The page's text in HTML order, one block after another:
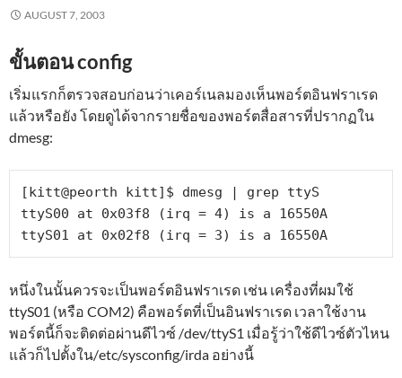
AUGUST 7, 2003
ขั้นตอน config
เริ่มแรกก็ตรวจสอบก่อนว่าเคอร์เนลมองเห็นพอร์ตอินฟราเรด
แล้วหรือยัง โดยดูได้จากรายชื่อของพอร์ตสื่อสารที่ปรากฏใน
dmesg:
[kitt@peorth kitt]$ dmesg | grep ttyS
ttyS00 at 0x03f8 (irq = 4) is a 16550A
ttyS01 at 0x02f8 (irq = 3) is a 16550A
หนึ่งในนั้นควรจะเป็นพอร์ตอินฟราเรด เช่น เครื่องที่ผมใช้
ttyS01 (หรือ COM2) คือพอร์ตที่เป็นอินฟราเรด เวลาใช้งาน
พอร์ตนี้ก็จะติดต่อผ่านดีไวซ์ /dev/ttyS1 เมื่อรู้ว่าใช้ดีไวซ์ตัวไหน
แล้วก็ไปตั้งใน/etc/sysconfig/irda อย่างนี้